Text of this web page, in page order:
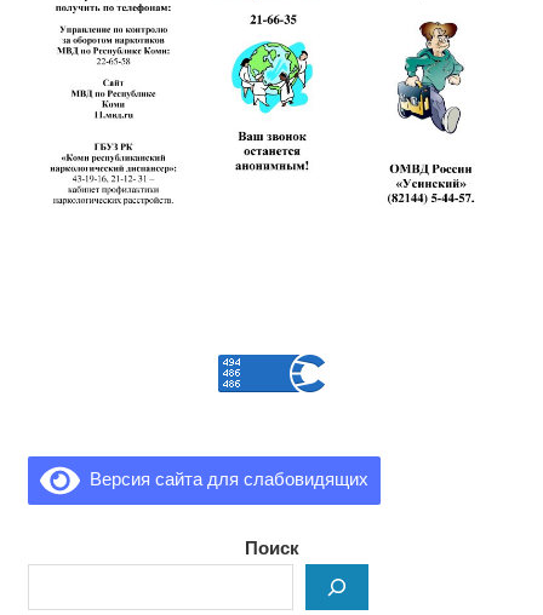
Версия сайта для слабовидящих
Поиск